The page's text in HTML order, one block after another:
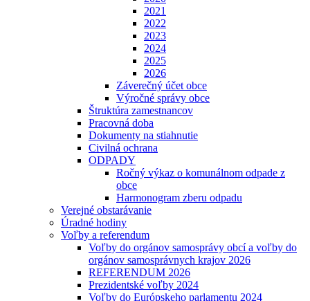
2021
2022
2023
2024
2025
2026
Záverečný účet obce
Výročné správy obce
Štruktúra zamestnancov
Pracovná doba
Dokumenty na stiahnutie
Civilná ochrana
ODPADY
Ročný výkaz o komunálnom odpade z
obce
Harmonogram zberu odpadu
Verejné obstarávanie
Úradné hodiny
Voľby a referendum
Voľby do orgánov samosprávy obcí a voľby do
orgánov samosprávnych krajov 2026
REFERENDUM 2026
Prezidentské voľby 2024
Voľby do Európskeho parlamentu 2024